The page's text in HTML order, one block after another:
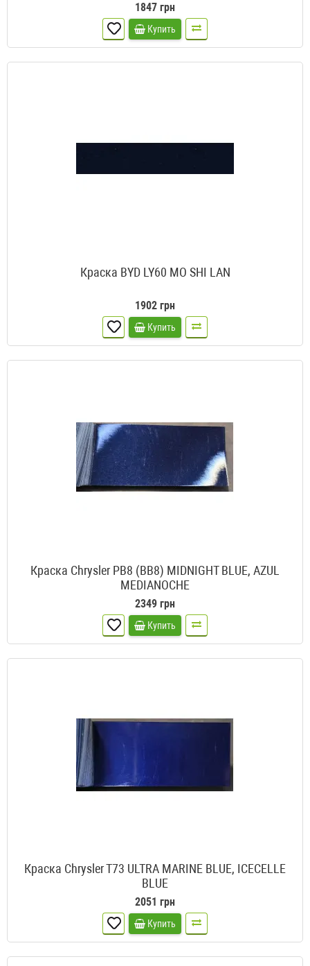
1847 грн
Купить
Краска BYD LY60 MO SHI LAN
1902 грн
Купить
Краска Chrysler PB8 (BB8) MIDNIGHT BLUE, AZUL
MEDIANOCHE
2349 грн
Купить
Краска Chrysler T73 ULTRA MARINE BLUE, ICECELLE
BLUE
2051 грн
Купить